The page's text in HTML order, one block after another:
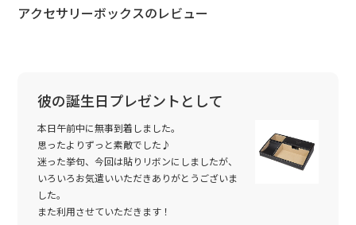
アクセサリーボックスのレビュー
彼の誕生日プレゼントとして
本日午前中に無事到着しました。
思ったよりずっと素敵でした♪
迷った挙句、今回は貼りリボンにしましたが、
いろいろお気遣いいただきありがとうございま
した。
また利用させていただきます！